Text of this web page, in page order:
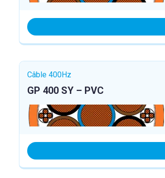
Câble 400Hz
GP 400 SY – PVC